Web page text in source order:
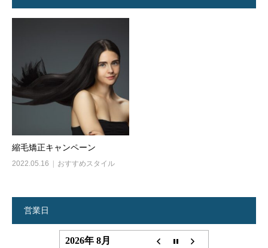
縮毛矯正キャンペーン
2022.05.16 おすすめスタイル
営業日
2026年 8月